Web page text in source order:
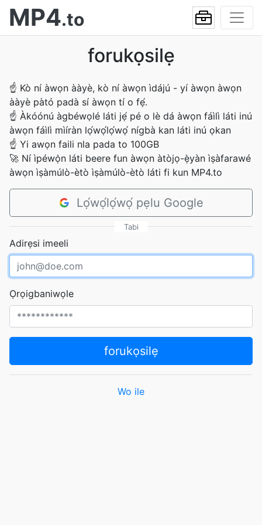
MP4.to
forukọsilẹ
☝ Kò ní àwọn ààyè, kò ní àwọn ìdájú - yí àwọn àwọn
ààyè pàtó padà sí àwọn tí o fẹ́.
☝ Àkóónú àgbéwọlé láti jẹ́ pé o lè dá àwọn fáìlì láti inú
àwọn fáìlì mìíràn lọ́wọ́lọ́wọ́ nígbà kan láti inú ọkan
☝ Yi awọn faili nla pada to 100GB
🚀 Ní ìpéwọ̀n láti beere fun àwọn àtòjọ-ẹ̀yàn ìṣàfarawé
àwọn ìṣàmúlò-ètò ìṣàmúlò-ètò láti fi kun MP4.to
Lọ́wọ́lọ́wọ́ pẹlu Google
Tabi
Adirẹsi imeeli
Ọrọigbaniwọle
forukọsilẹ
Wo ile